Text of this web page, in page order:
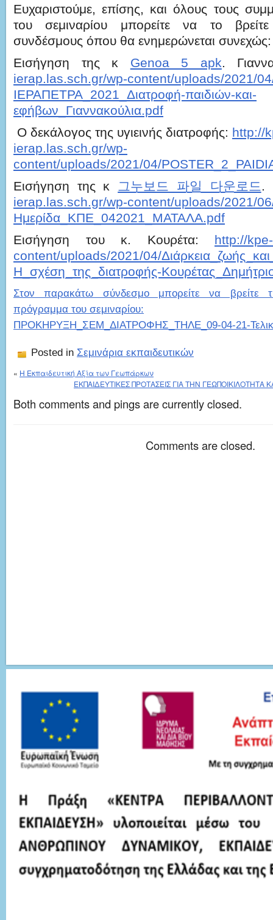
Ευχαριστούμε, επίσης, και όλους τους
του σεμιναρίου μπορείτε να το
συνδέσμους όπου θα ενημερώνεται συνεχώς:
Εισήγηση της κ Genoa 5 apk.
ierap.las.sch.gr/wp-content/uploads/2021/
ΙΕΡΑΠΕΤΡΑ_2021_Διατροφή-παιδιών-και-
εφήβων_Γιαννακούλια.pdf
Ο δεκάλογος της υγιεινής διατροφής: http://
ierap.las.sch.gr/wp-
content/uploads/2021/04/
Εισήγηση της κ 그누보드 파일 다운로드.
ierap.las.sch.gr/wp-content/uploads/2021/
Ημερίδα_ΚΠΕ_042021_ΜΑΤΑΛΑ.pdf
Εισήγηση του κ. Κουρέτα: http://
content/uploads/2021/04/
Η_σχέση_της_διατροφής-
Στον παρακάτω σύνδεσμο μπορείτε να βρείτε
πρόγραμμα του σεμιναρίου:
ΠΡΟΚΗΡΥΞΗ_ΣΕΜ_ΔΙΑΤΡΟΦΗΣ_ΤΗΛΕ_09-04-21-
Posted in Σεμινάρια εκπαιδευτικών
« Η Εκπαιδευτική Αξία των Γεωπάρκων
ΕΚΠΑΙΔΕΥΤΙΚΕΣ ΠΡΟΤΑΣΕΙΣ ΓΙΑ ΤΗΝ ΓΕΩΠΟΙΚΙΛΟΤΗΤΑ
Both comments and pings are currently closed.
Comments are closed.